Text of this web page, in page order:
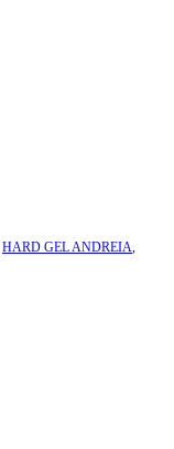
HARD GEL ANDREIA,